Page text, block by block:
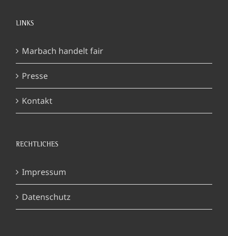
LINKS
Marbach handelt fair
Presse
Kontakt
RECHTLICHES
Impressum
Datenschutz